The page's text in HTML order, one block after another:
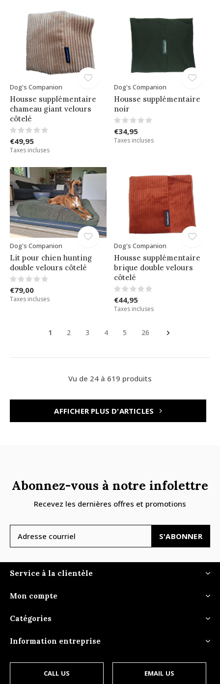
Dog's Companion
Housse supplémentaire
chameau giant velours
côtelé
€49,95
Taxes incluses
Dog's Companion
Housse supplémentaire
noir
€34,95
Taxes incluses
Dog's Companion
Lit pour chien hunting
double velours côtelé
€79,00
Taxes incluses
Dog's Companion
Housse supplémentaire
brique double velours
côtelé
€44,95
Taxes incluses
1 2 3 4 5 26
Vu de 24 à 619 produits
AFFICHER PLUS D'ARTICLES
Abonnez-vous à notre infolettre
Recevez les dernières offres et promotions
S'ABONNER
Service à la clientèle
Mon compte
Catégories
Information entreprise
CALL US EMAIL US